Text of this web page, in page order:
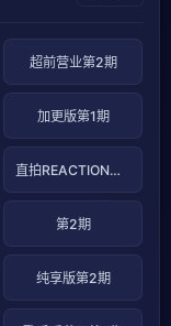
超前营业第2期
加更版第1期
直拍REACTION第2期
第2期
纯享版第2期